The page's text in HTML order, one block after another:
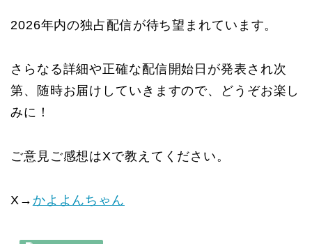
2026年内の独占配信が待ち望まれています。
さらなる詳細や正確な配信開始日が発表され次
第、随時お届けしていきますので、どうぞお楽し
みに！
ご意見ご感想はXで教えてください。
X→ かよよんちゃん